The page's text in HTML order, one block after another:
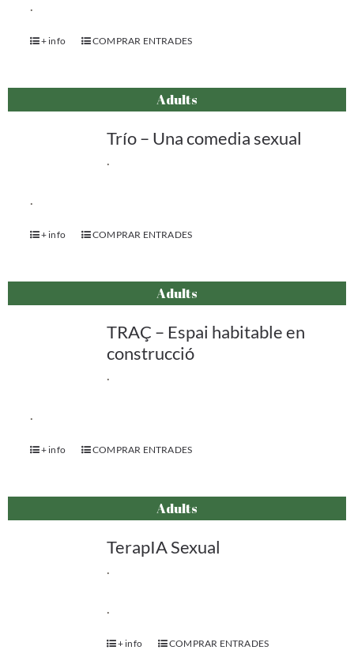
.
+ info COMPRAR ENTRADES
Adults
Trío – Una comedia sexual
.
.
+ info COMPRAR ENTRADES
Adults
TRAÇ – Espai habitable en
construcció
.
.
+ info COMPRAR ENTRADES
Adults
TerapIA Sexual
.
.
+ info COMPRAR ENTRADES